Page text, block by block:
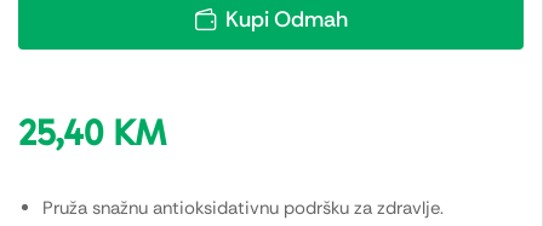
Kupi Odmah
25,40 KM
Pruža snažnu antioksidativnu podršku za zdravlje.